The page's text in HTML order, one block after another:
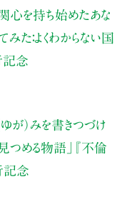
心を持ち始めたあな
みた：よくわからない国
記念
ゆが）みを書きつづけ
つめる物語」
『不倫
記念